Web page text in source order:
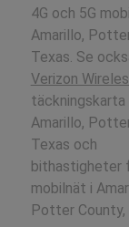
4G och 5G
Amarillo,
Texas. Se
Verizon
täckningskarta
Amarillo,
Texas och
bithastigheter
mobilnät i
Potter County,